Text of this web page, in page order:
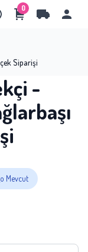
0
Siparişi
-
Mevcut